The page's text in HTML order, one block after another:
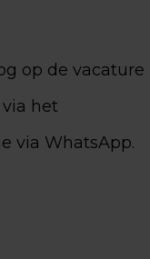
op de vacature
het
via WhatsApp.